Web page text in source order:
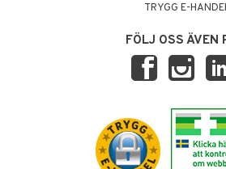
TRYGG E-
FÖLJ OSS ÄVEN